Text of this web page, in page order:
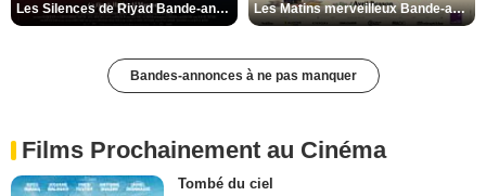
Les Silences de Riyad Bande-annonce VO STFR Les Matins merveilleux Bande-annonce VF
Bandes-annonces à ne pas manquer
Films Prochainement au Cinéma
Tombé du ciel